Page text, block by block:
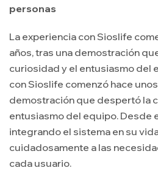
personas
La experiencia con Sioslife
años, tras una demostración
curiosidad y el entusiasmo del
con Sioslife comenzó hace
demostración que despertó la
entusiasmo del equipo. Desde
integrando el sistema en su
cuidadosamente a las
cada usuario.